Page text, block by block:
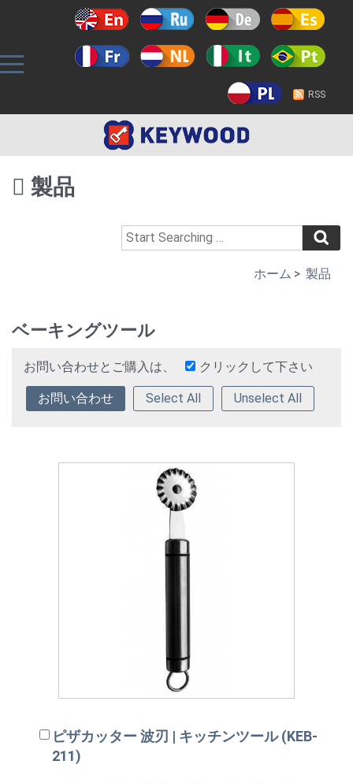
RSS
製品
ホーム > 製品
ベーキングツール
お問い合わせとご購入は、 クリックして下さい
Select All Unselect All
ピザカッター 波刃 | キッチンツール (KEB-
211)